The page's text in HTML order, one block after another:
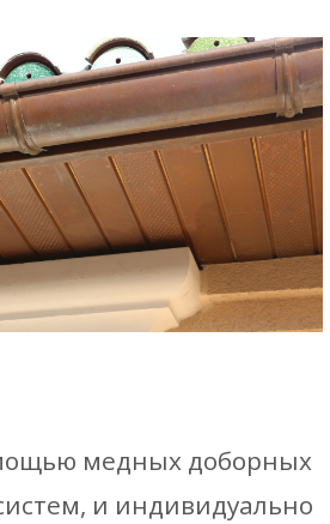
медных доборных
и индивидуально